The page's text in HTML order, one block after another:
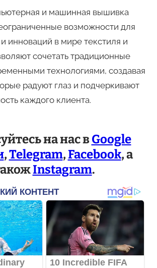
и машинная вышивка
возможности для
инноваций в мире текстиля и
сочетать традиционные
технологиями, создавая
радуют глаз и подчеркивают
каждого клиента.
на нас вGoogle
,Telegram,Facebook, а
Instagram.